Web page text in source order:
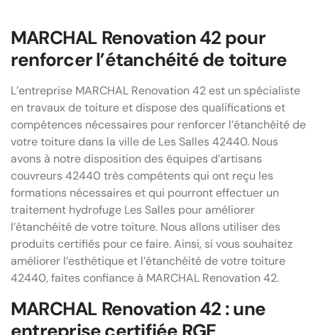
MARCHAL Renovation 42 pour
renforcer l’étanchéité de toiture
L’entreprise MARCHAL Renovation 42 est un spécialiste
en travaux de toiture et dispose des qualifications et
compétences nécessaires pour renforcer l’étanchéité de
votre toiture dans la ville de Les Salles 42440. Nous
avons à notre disposition des équipes d’artisans
couvreurs 42440 très compétents qui ont reçu les
formations nécessaires et qui pourront effectuer un
traitement hydrofuge Les Salles pour améliorer
l’étanchéité de votre toiture. Nous allons utiliser des
produits certifiés pour ce faire. Ainsi, si vous souhaitez
améliorer l’esthétique et l’étanchéité de votre toiture
42440, faites confiance à MARCHAL Renovation 42.
MARCHAL Renovation 42 : une